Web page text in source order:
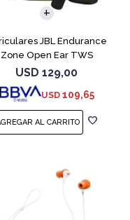
JBL Endurance
Zone Open Ear TWS
Bluetooth Black
USD 129,00
USD 109,65